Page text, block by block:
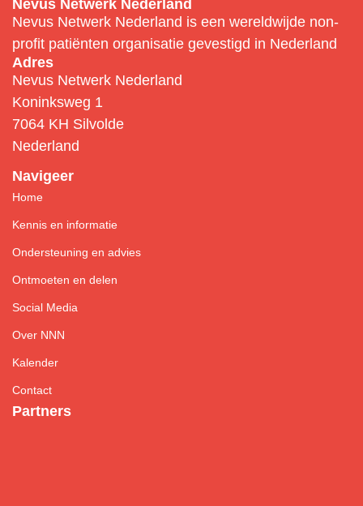
Nevus Netwerk Nederland
Nevus Netwerk Nederland is een wereldwijde non-
profit patiënten organisatie gevestigd in Nederland
Adres
Nevus Netwerk Nederland
Koninksweg 1
7064 KH Silvolde
Nederland
Navigeer
Home
Kennis en informatie
Ondersteuning en advies
Ontmoeten en delen
Social Media
Over NNN
Kalender
Contact
Partners